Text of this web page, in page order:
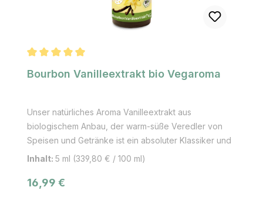
Bourbon Vanilleextrakt bio Vegaroma
Unser natürliches Aroma Vanilleextrakt aus
biologischem Anbau, der warm-süße Veredler von
Speisen und Getränke ist ein absoluter Klassiker und
die Königin unter den Gewürzen! Kennst du den
mit Vanille Geschmack? Probiere es selbst mit
Inhalt: 5 ml (339,80 € / 100 ml)
Regulärer Preis:
16,99 €